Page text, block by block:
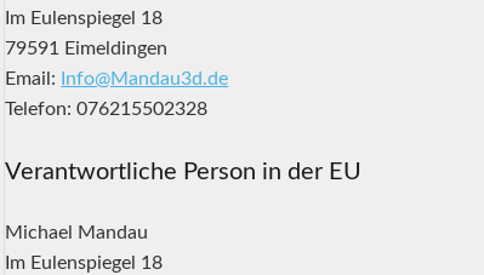
Im Eulenspiegel 18
79591 Eimeldingen
Email:
Info@Mandau3d.de
Telefon: 076215502328
Verantwortliche Person in der EU
Michael Mandau
Im Eulenspiegel 18